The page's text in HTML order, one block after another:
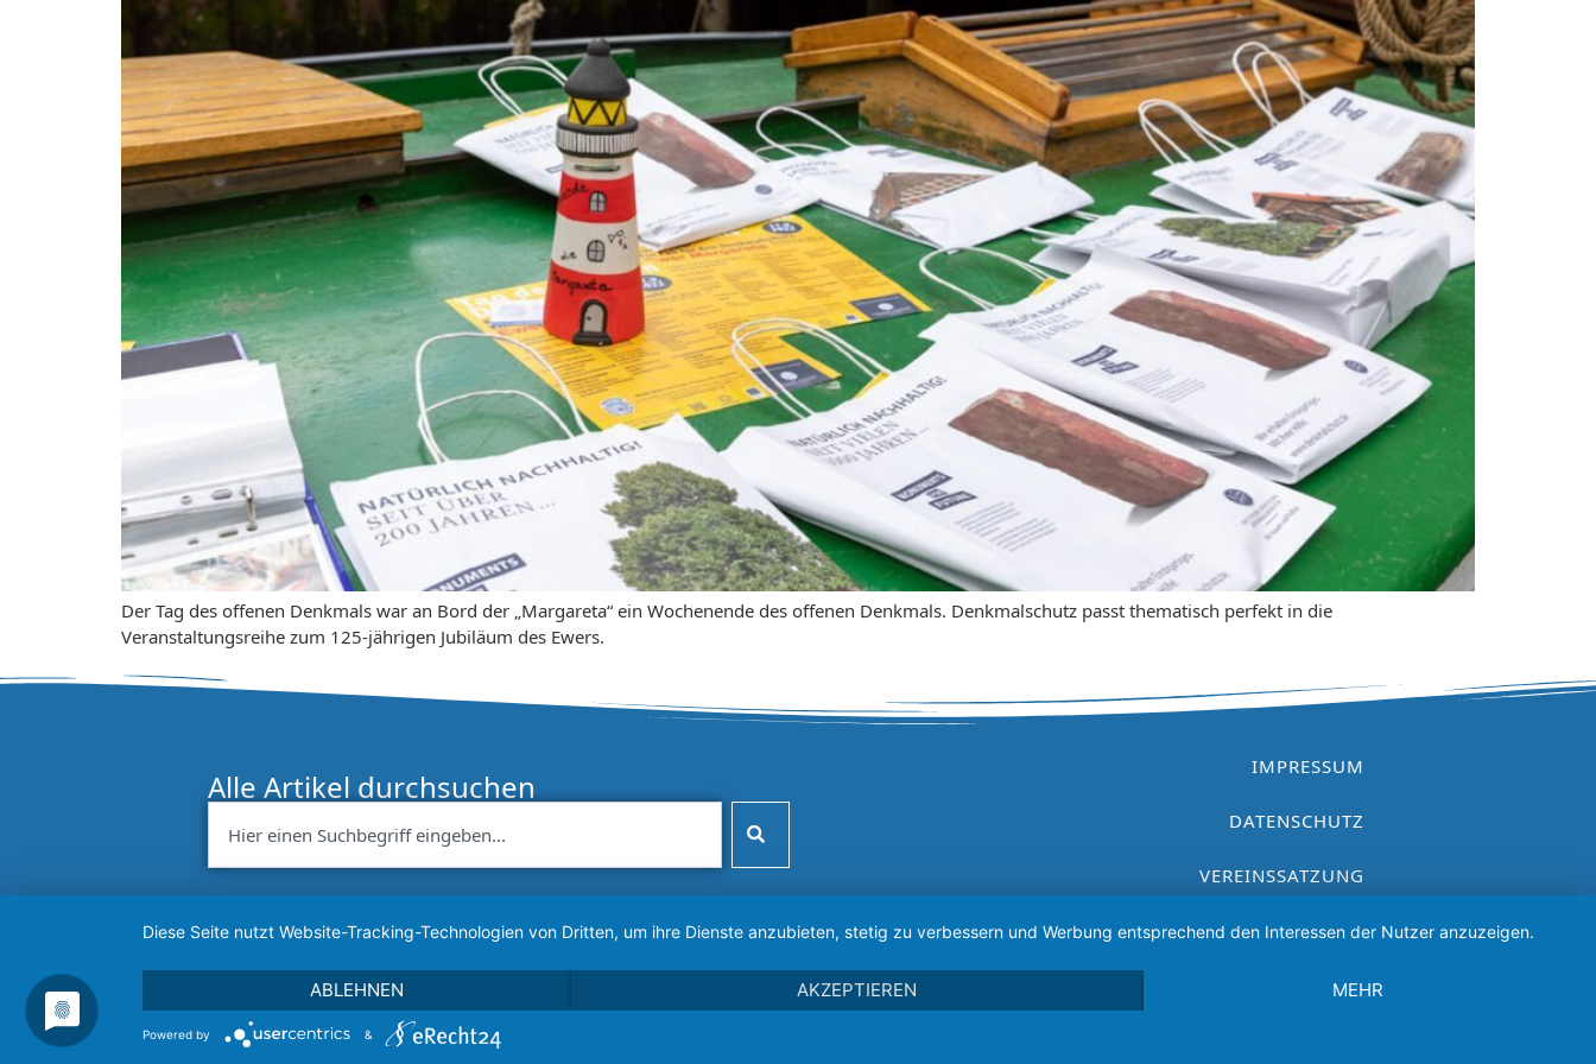
Der Tag des offenen Denkmals war an Bord der „Margareta“ ein Wochenende des offenen Denkmals. Denkmalschutz passt thematisch perfekt in die
Veranstaltungsreihe zum 125-jährigen Jubiläum des Ewers.
Alle Artikel durchsuchen
IMPRESSUM
DATENSCHUTZ
VEREINSSATZUNG
Diese Seite nutzt Website-Tracking-Technologien von Dritten, um ihre Dienste anzubieten, stetig zu verbessern und Werbung entsprechend den Interessen der Nutzer anzuzeigen.
ABLEHNEN AKZEPTIEREN MEHR
Powered by &